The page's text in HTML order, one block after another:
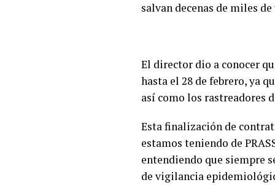
salvan decenas de miles
El director dio a conocer
hasta el 28 de febrero, ya
así como los rastreadores
Esta finalización de
estamos teniendo de
entendiendo que siempre
de vigilancia